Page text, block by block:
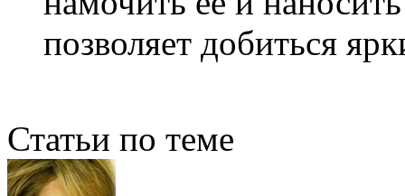
позволяет добиться
Статьи по теме